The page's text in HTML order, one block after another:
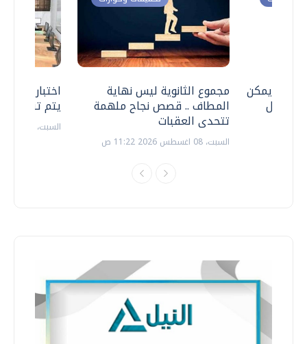
اختبارات
يتم
السبت، 18 يوليو 2026 09:22 ص
مجموع الثانوية ليس نهاية
المطاف .. قصص نجاح ملهمة
تتحدى العقبات
السبت، 08 اغسطس 2026 11:22 ص
.. هل يمكن
نتعامل